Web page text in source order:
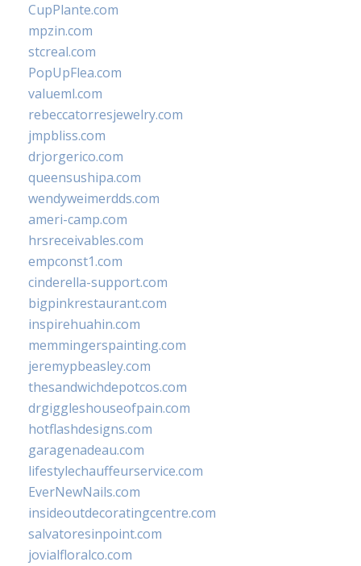
CupPlante.com
mpzin.com
stcreal.com
PopUpFlea.com
valueml.com
rebeccatorresjewelry.com
jmpbliss.com
drjorgerico.com
queensushipa.com
wendyweimerdds.com
ameri-camp.com
hrsreceivables.com
empconst1.com
cinderella-support.com
bigpinkrestaurant.com
inspirehuahin.com
memmingerspainting.com
jeremypbeasley.com
thesandwichdepotcos.com
drgiggleshouseofpain.com
hotflashdesigns.com
garagenadeau.com
lifestylechauffeurservice.com
EverNewNails.com
insideoutdecoratingcentre.com
salvatoresinpoint.com
jovialfloralco.com